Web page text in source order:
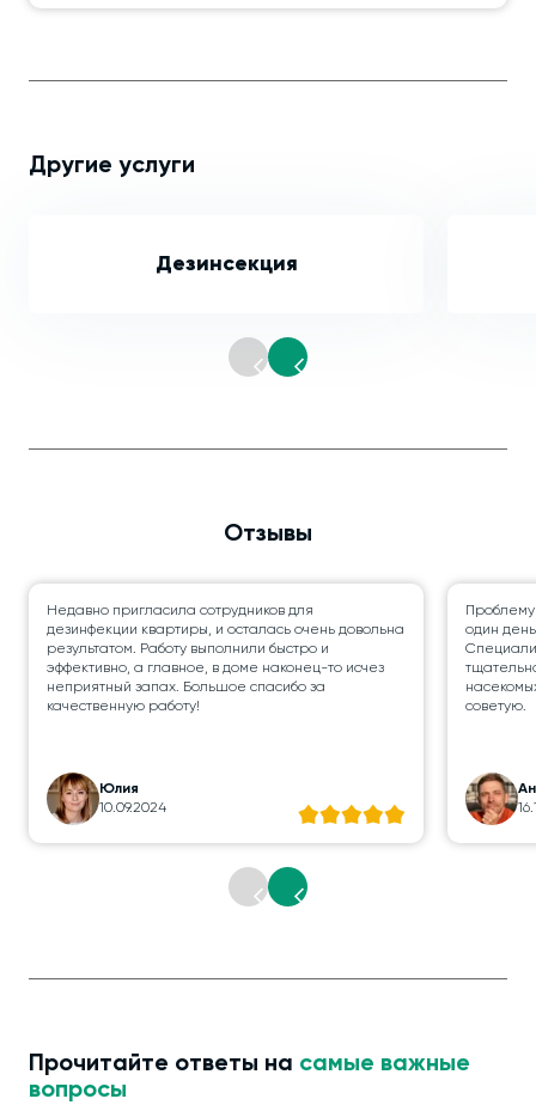
Другие услуги
Дезинсекция
Отзывы
Недавно пригласила сотрудников для
дезинфекции квартиры, и осталась очень довольна
результатом. Работу выполнили быстро и
эффективно, а главное, в доме наконец-то исчез
неприятный запах. Большое спасибо за
качественную работу!
Юлия
10.09.2024
один
советую.
Прочитайте ответы на самые важные
вопросы